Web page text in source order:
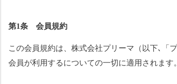
第1条 会員規約
この会員規約は、株式会社プリーマ（以下､「
会員が利用するについての一切に適用されます。